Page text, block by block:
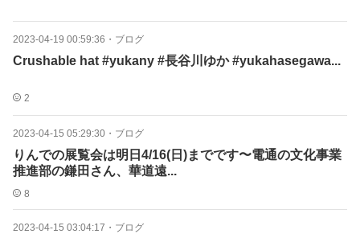
2023-04-19 00:59:36 ・ ブログ
Crushable hat #yukany #長谷川ゆか #yukahasegawa...
2
2023-04-15 05:29:30 ・ ブログ
りんでの展覧会は明日4/16(日)までです〜電通の文化事業
推進部の鎌田さん、華道遠...
8
2023-04-15 03:04:17 ・ ブログ